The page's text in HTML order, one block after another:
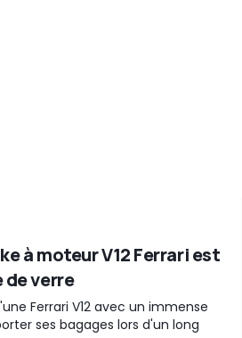
à moteur V12 Ferrari est
de verre
Ferrari V12 avec un immense
ses bagages lors d'un long